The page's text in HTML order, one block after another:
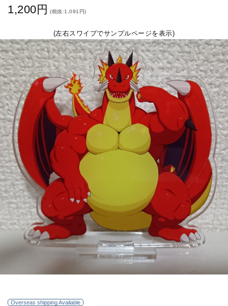
1,200円 (税抜:1,091円)
(左右スワイプでサンプルページを表示)
Overseas shipping Available